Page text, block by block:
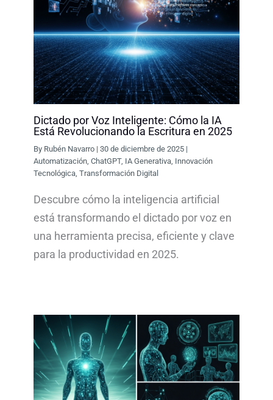
Dictado por Voz Inteligente: Cómo la IA
Está Revolucionando la Escritura en 2025
By Rubén Navarro |30 de diciembre de 2025 |
Automatización ,ChatGPT, IA Generativa Innovación
Tecnológica ,Transformación Digital
Descubre cómo la inteligencia artificial
está transformando el dictado por voz en
una herramienta precisa, eficiente y clave
para la productividad en 2025.